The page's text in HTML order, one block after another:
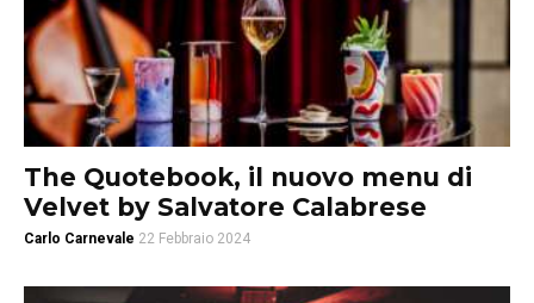
The Quotebook, il nuovo menu di
Velvet by Salvatore Calabrese
Carlo Carnevale 22 Febbraio 2024